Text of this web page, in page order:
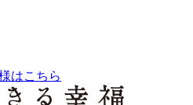
はこちら